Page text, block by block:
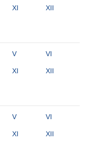
XI XII
V VI
XI XII
V VI
XI XII